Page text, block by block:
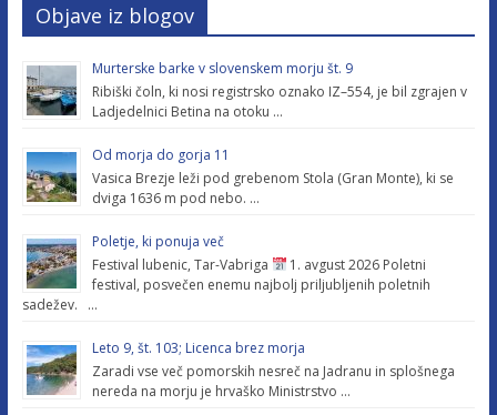
Objave iz blogov
Murterske barke v slovenskem morju št. 9
Ribiški čoln, ki nosi registrsko oznako IZ–554, je bil zgrajen v
Ladjedelnici Betina na otoku …
Od morja do gorja 11
Vasica Brezje leži pod grebenom Stola (Gran Monte), ki se
dviga 1636 m pod nebo. …
Poletje, ki ponuja več
Festival lubenic, Tar-Vabriga
1. avgust 2026 Poletni
festival, posvečen enemu najbolj priljubljenih poletnih
sadežev. …
Leto 9, št. 103; Licenca brez morja
Zaradi vse več pomorskih nesreč na Jadranu in splošnega
nereda na morju je hrvaško Ministrstvo …